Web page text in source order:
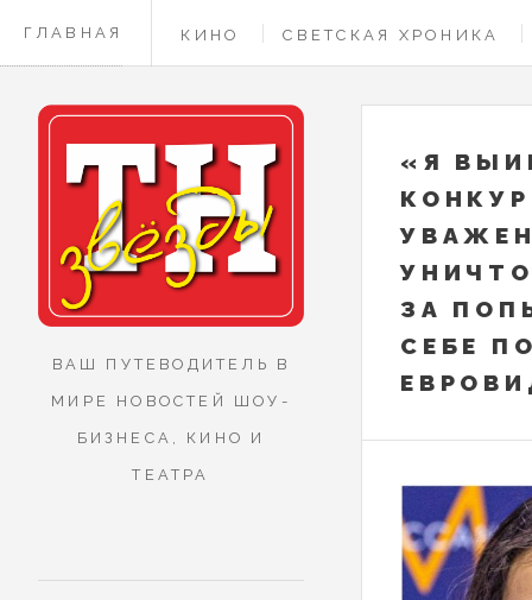
ГЛАВНАЯ КИНО СВЕТСКАЯ ХРОНИКА
КОНТАКТЫ
«Я
ЗА
СЕБЕ
ВАШ ПУТЕВОДИТЕЛЬ В
МИРЕ НОВОСТЕЙ ШОУ-
БИЗНЕСА, КИНО И
ТЕАТРА